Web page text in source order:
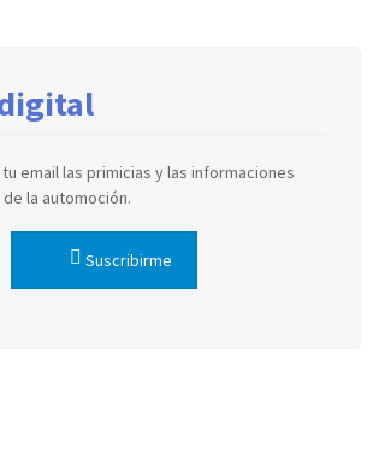
email las primicias y las informaciones
la automoción.
Suscribirme